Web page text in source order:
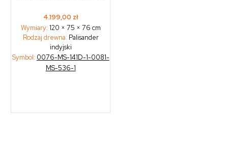
4.199,00 zł
Wymiary: 120 × 75 × 76 cm
Rodzaj drewna: Palisander
indyjski
Symbol: 0076-MS-141D-1-0081-
MS-536-1